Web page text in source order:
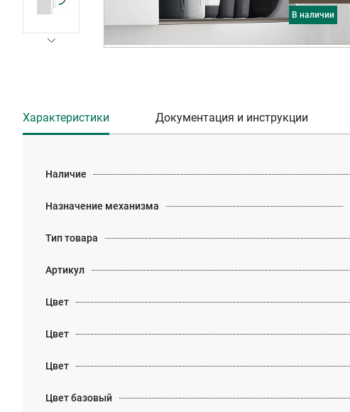
в наличии
Характеристики Документация и инструкции
Наличие
Назначение механизма
Тип товара
Артикул
Цвет
Цвет
Цвет
Цвет базовый